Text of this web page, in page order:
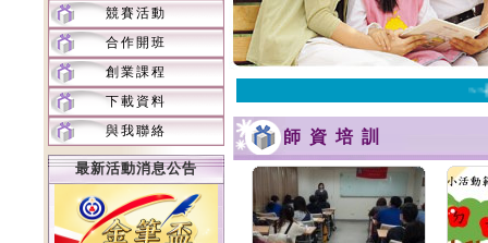
競賽活動
合作開班
創業課程
下載資料
與我聯絡
最新活動消息公告
~~
師資培訓